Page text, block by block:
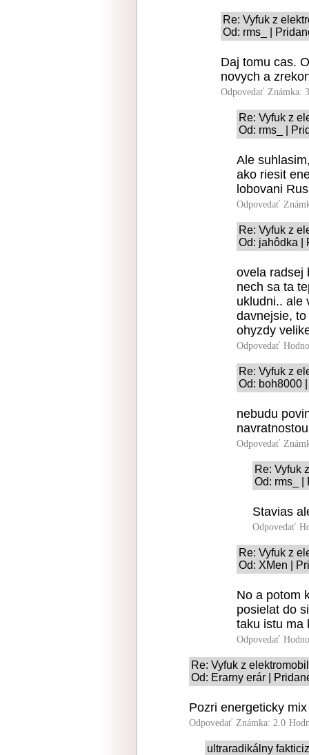
Re: Vyfuk z
Od: rms_ |
Daj tomu cas.
novych a
Odpovedať Známka:
Re: Vyfuk z
Od: rms_ |
Ale
ako riesit
lobovani
Odpovedať
Re: Vyfuk z
Od: jahôdka |
ovela radsej
nech sa ta
ukludni.. ale
davnejsie,
ohyzdy
Odpovedať
Re: Vyfuk z
Od: boh8000
nebudu
Odpovedať
Re: Vyfuk
Od: rms_ |
Stavias
Odpovedať
Re: Vyfuk z
Od: XMen |
No a potom
posielat do
taku istu ma
Odpovedať
Re: Vyfuk z
Od: Erarny erár |
Pozri energeticky
Odpovedať Známka: 2.0
ultraradikálny